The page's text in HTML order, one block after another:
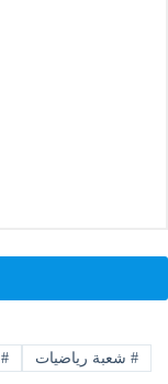
# شعبة رياضيات #